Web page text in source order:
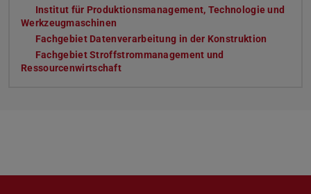
Institut für Produktionsmanagement, Technologie und
Werkzeugmaschinen
Fachgebiet Datenverarbeitung in der Konstruktion
Fachgebiet Stroffstrommanagement und
Ressourcenwirtschaft